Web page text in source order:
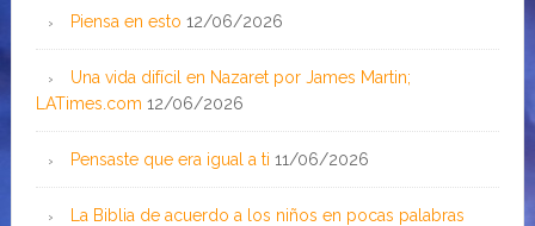
Piensa en esto 12/06/2026
Una vida difícil en Nazaret por James Martin;
LATimes.com 12/06/2026
Pensaste que era igual a ti 11/06/2026
La Biblia de acuerdo a los niños en pocas palabras